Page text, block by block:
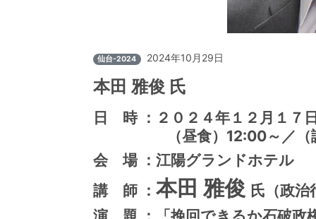
仙台-2024 2024年10月29日
本田 雅俊 氏
日 時 ：２０２４年１２月１７
（昼食）12:00～／
会 場 ：江陽グランドホテル
講 師 ： 本田 雅俊 氏（政